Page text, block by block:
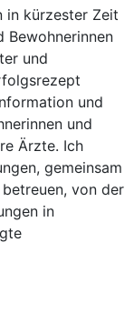
in kürzester Zeit
Bewohnerinnen
und
und
und
Ärzte. Ich
gemeinsam
von der
in